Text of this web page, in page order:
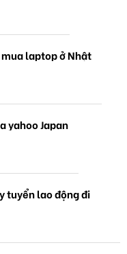
laptop ở Nhật
yahoo Japan
tuyển lao động đi